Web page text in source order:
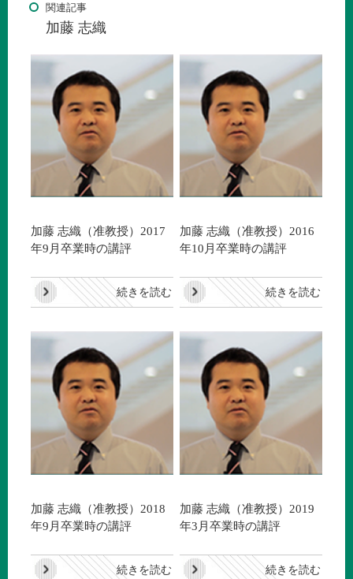
関連記事
加藤 志織
加藤 志織（准教授）2017
年9月卒業時の講評
続きを読む
加藤 志織（准教授）2016
年10月卒業時の講評
続きを読む
加藤 志織（准教授）2018
年9月卒業時の講評
続きを読む
加藤 志織（准教授）2019
年3月卒業時の講評
続きを読む